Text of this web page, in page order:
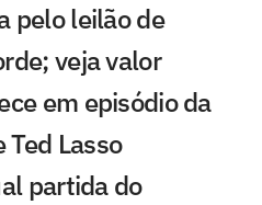
pelo leilão de
veja valor
em episódio da
Lasso
partida do